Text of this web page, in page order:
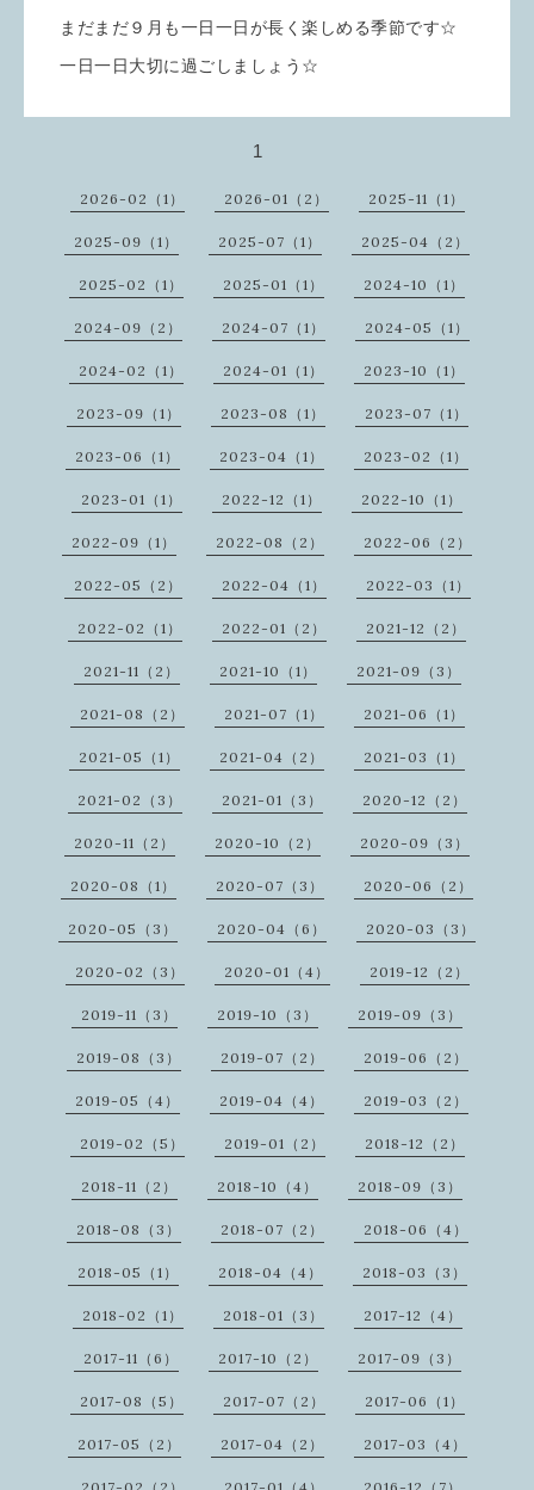
まだまだ９月も一日一日が長く楽しめる季節です☆
一日一日大切に過ごしましょう☆
1
2026-02（1） 2026-01（2） 2025-11（1）
2025-09（1） 2025-07（1） 2025-04（2）
2025-02（1） 2025-01（1） 2024-10（1）
2024-09（2） 2024-07（1） 2024-05（1）
2024-02（1） 2024-01（1） 2023-10（1）
2023-09（1） 2023-08（1） 2023-07（1）
2023-06（1） 2023-04（1） 2023-02（1）
2023-01（1） 2022-12（1） 2022-10（1）
2022-09（1） 2022-08（2） 2022-06（2）
2022-05（2） 2022-04（1） 2022-03（1）
2022-02（1） 2022-01（2） 2021-12（2）
2021-11（2） 2021-10（1） 2021-09（3）
2021-08（2） 2021-07（1） 2021-06（1）
2021-05（1） 2021-04（2） 2021-03（1）
2021-02（3） 2021-01（3） 2020-12（2）
2020-11（2） 2020-10（2） 2020-09（3）
2020-08（1） 2020-07（3） 2020-06（2）
2020-05（3） 2020-04（6） 2020-03（3）
2020-02（3） 2020-01（4） 2019-12（2）
2019-11（3） 2019-10（3） 2019-09（3）
2019-08（3） 2019-07（2） 2019-06（2）
2019-05（4） 2019-04（4） 2019-03（2）
2019-02（5） 2019-01（2） 2018-12（2）
2018-11（2） 2018-10（4） 2018-09（3）
2018-08（3） 2018-07（2） 2018-06（4）
2018-05（1） 2018-04（4） 2018-03（3）
2018-02（1） 2018-01（3） 2017-12（4）
2017-11（6） 2017-10（2） 2017-09（3）
2017-08（5） 2017-07（2） 2017-06（1）
2017-05（2） 2017-04（2） 2017-03（4）